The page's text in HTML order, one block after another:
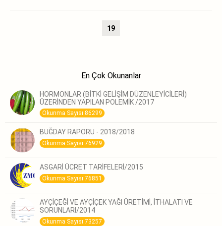
19
En Çok Okunanlar
HORMONLAR (BİTKİ GELİŞİM DÜZENLEYİCİLERİ)
ÜZERİNDEN YAPILAN POLEMİK /2017
Okunma Sayısı:86299
BUĞDAY RAPORU - 2018/2018
Okunma Sayısı:76929
ASGARİ ÜCRET TARİFELERİ/2015
Okunma Sayısı:76851
AYÇİÇEĞİ VE AYÇİÇEK YAĞI ÜRETİMİ, İTHALATI VE
SORUNLARI/2014
Okunma Sayısı:73257